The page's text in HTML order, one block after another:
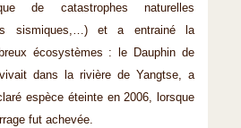
de catastrophes naturelles
sismiques,…) et a entrainé la
écosystèmes : le Dauphin de
dans la rivière de Yangtse, a
espèce éteinte en 2006, lorsque
fut achevée.